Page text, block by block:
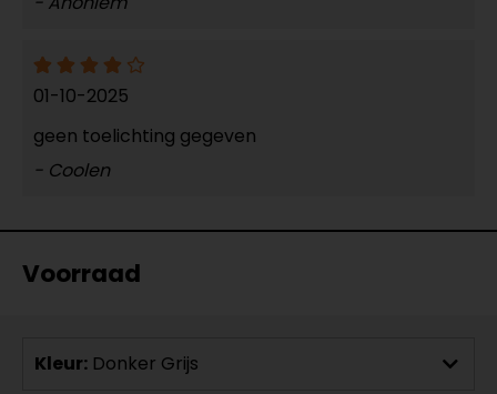
01-10-2025
geen toelichting gegeven
- Coolen
Voorraad
Kleur: Donker Grijs